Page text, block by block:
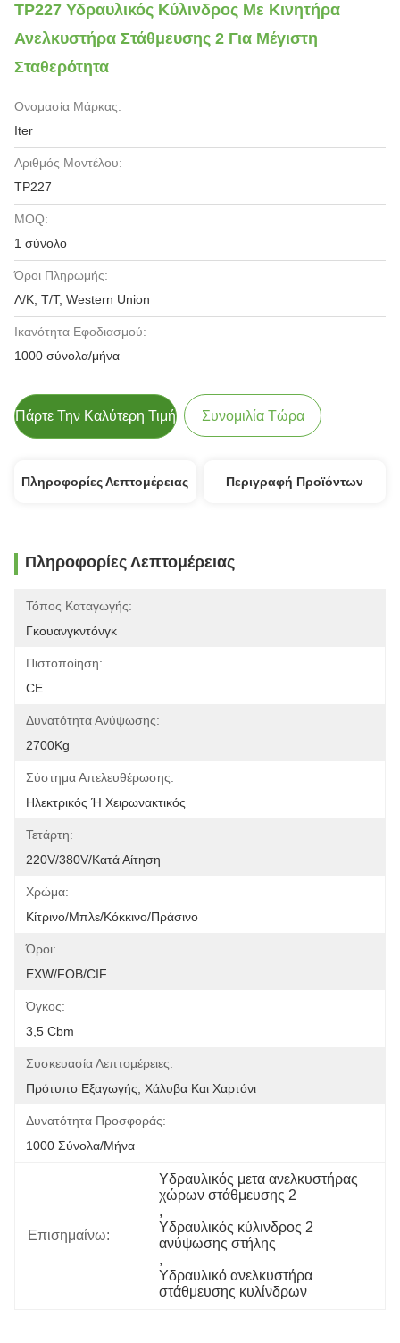
TP227 Υδραυλικός Κύλινδρος Με Κινητήρα
Ανελκυστήρα Στάθμευσης 2 Για Μέγιστη
Σταθερότητα
Ονομασία Μάρκας:
Iter
Αριθμός Μοντέλου:
TP227
MOQ:
1 σύνολο
Όροι Πληρωμής:
Λ/Κ, Τ/Τ, Western Union
Ικανότητα Εφοδιασμού:
1000 σύνολα/μήνα
Πάρτε Την Καλύτερη Τιμή Συνομιλία Τώρα
Πληροφορίες Λεπτομέρειας Περιγραφή Προϊόντων
Πληροφορίες Λεπτομέρειας
Τόπος Καταγωγής:
Γκουανγκντόνγκ
Πιστοποίηση:
CE
Δυνατότητα Ανύψωσης:
2700Kg
Σύστημα Απελευθέρωσης:
Ηλεκτρικός Ή Χειρωνακτικός
Τετάρτη:
220V/380V/κατά Αίτηση
Χρώμα:
Κίτρινο/Μπλε/Κόκκινο/Πράσινο
Όροι:
EXW/FOB/CIF
Όγκος:
3,5 Cbm
Συσκευασία Λεπτομέρειες:
Πρότυπο Εξαγωγής, Χάλυβα Και Χαρτόνι
Δυνατότητα Προσφοράς:
1000 Σύνολα/μήνα
Επισημαίνω:
Υδραυλικός μετα ανελκυστήρας
χώρων στάθμευσης 2
,
Υδραυλικός κύλινδρος 2
ανύψωσης στήλης
,
Υδραυλικό ανελκυστήρα
στάθμευσης κυλίνδρων